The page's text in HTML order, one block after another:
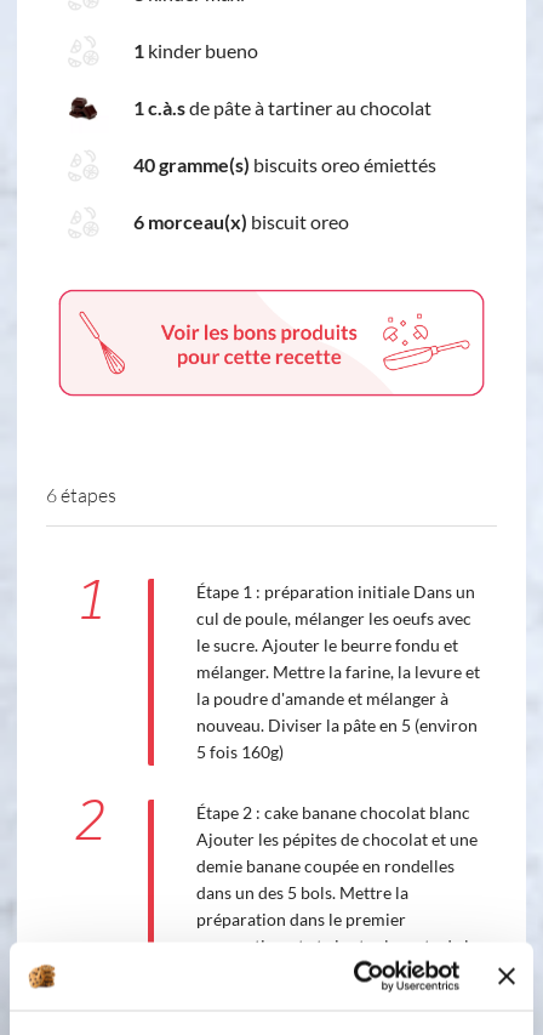
1 kinder bueno
1 c.à.sde pâte à tartiner au chocolat
40 gramme(s) biscuits oreo émiettés
6 morceau(x) biscuit oreo
6 étapes
1
Étape 1 : préparation initiale Dans un
cul de poule, mélanger les oeufs avec
le sucre. Ajouter le beurre fondu et
mélanger. Mettre la farine, la levure et
la poudre d'amande et mélanger à
nouveau. Diviser la pâte en 5 (environ
5 fois 160g)
2
Étape 2 : cake banane chocolat blanc
Ajouter les pépites de chocolat et une
demie banane coupée en rondelles
dans un des 5 bols. Mettre la
préparation dans le premier
compartiment et ajouter le reste de la
banane coupée en rondelles pour la